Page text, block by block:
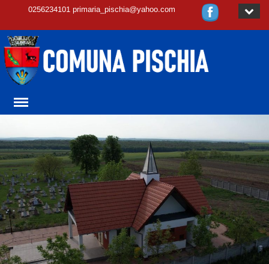
0256234101 primaria_pischia@yahoo.com